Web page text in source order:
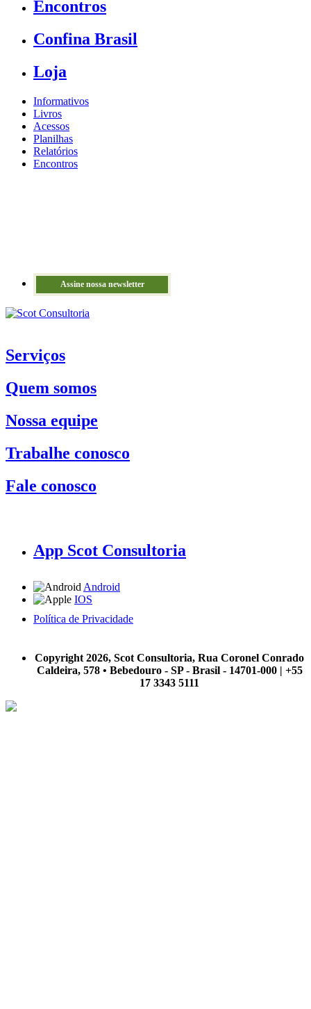
Encontros
Confina Brasil
Loja
Informativos
Livros
Acessos
Planilhas
Relatórios
Encontros
Assine nossa newsletter
Serviços
Quem somos
Nossa equipe
Trabalhe conosco
Fale conosco
App Scot Consultoria
Android
IOS
Política de Privacidade
Copyright 2026, Scot Consultoria, Rua Coronel Conrado
Caldeira, 578 • Bebedouro - SP - Brasil - 14701-000 | +55
17 3343 5111